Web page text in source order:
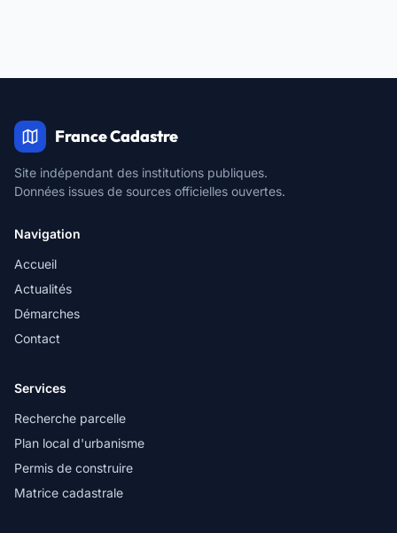
France Cadastre
Site indépendant des institutions publiques.
Données issues de sources officielles ouvertes.
Navigation
Accueil
Actualités
Démarches
Contact
Services
Recherche parcelle
Plan local d'urbanisme
Permis de construire
Matrice cadastrale